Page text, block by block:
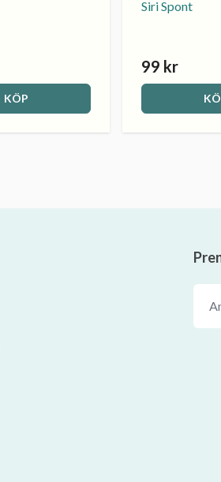
KÖP
Siri Spont
99 kr